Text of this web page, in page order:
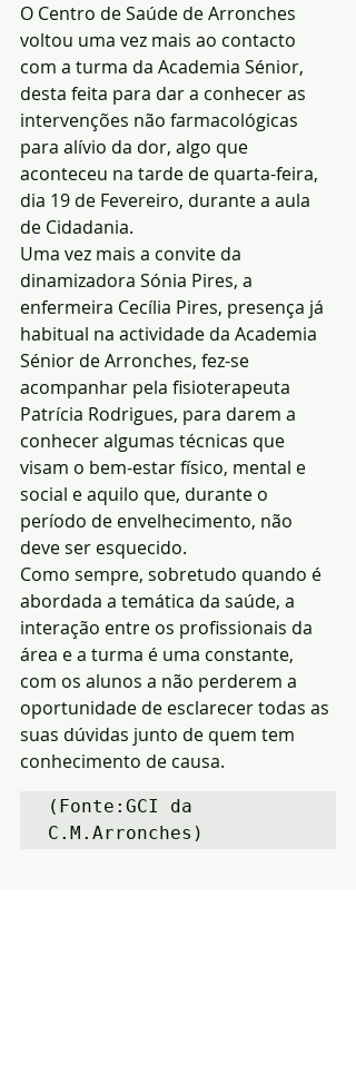
O Centro de Saúde de Arronches
voltou uma vez mais ao contacto
com a turma da Academia Sénior,
desta feita para dar a conhecer as
intervenções não farmacológicas
para alívio da dor, algo que
aconteceu na tarde de quarta-feira,
dia 19 de Fevereiro, durante a aula
de Cidadania.
Uma vez mais a convite da
dinamizadora Sónia Pires, a
enfermeira Cecília Pires, presença já
habitual na actividade da Academia
Sénior de Arronches, fez-se
acompanhar pela fisioterapeuta
Patrícia Rodrigues, para darem a
conhecer algumas técnicas que
visam o bem-estar físico, mental e
social e aquilo que, durante o
período de envelhecimento, não
deve ser esquecido.
Como sempre, sobretudo quando é
abordada a temática da saúde, a
interação entre os profissionais da
área e a turma é uma constante,
com os alunos a não perderem a
oportunidade de esclarecer todas as
suas dúvidas junto de quem tem
conhecimento de causa.
(Fonte:GCI da
C.M.Arronches)